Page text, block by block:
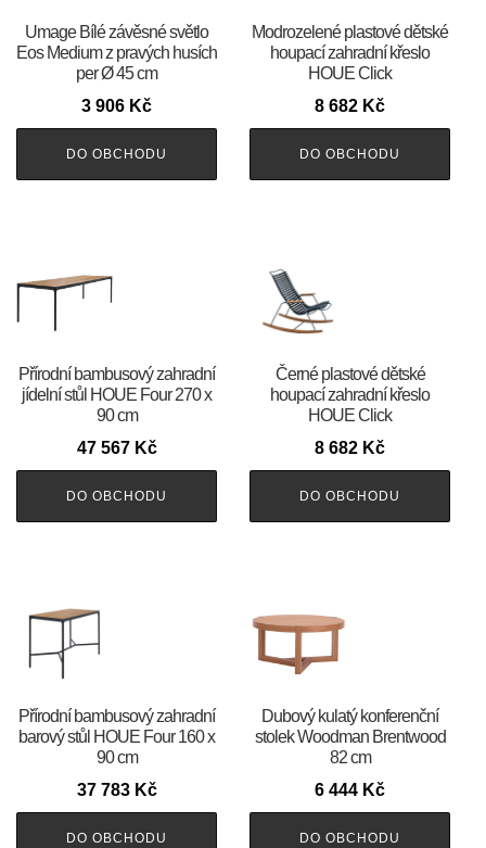
Umage Bílé závěsné světlo
Eos Medium z pravých husích
per Ø 45 cm
3 906 Kč
DO OBCHODU
Modrozelené plastové dětské
houpací zahradní křeslo
HOUE Click
8 682 Kč
DO OBCHODU
Přírodní bambusový zahradní
jídelní stůl HOUE Four 270 x
90 cm
47 567 Kč
DO OBCHODU
Černé plastové dětské
houpací zahradní křeslo
HOUE Click
8 682 Kč
DO OBCHODU
Přírodní bambusový zahradní
barový stůl HOUE Four 160 x
90 cm
37 783 Kč
DO OBCHODU
Dubový kulatý konferenční
stolek Woodman Brentwood
82 cm
6 444 Kč
DO OBCHODU